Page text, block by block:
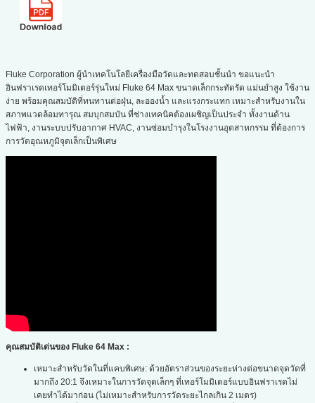
Fluke Corporation ผู้นำเทคโนโลยีเครื่องมือวัดและทดสอบชั้นนำ ขอแนะนำ
อินฟราเรดเทอร์โมมิเตอร์รุ่นใหม่ Fluke 64 Max ขนาดเล็กกระทัดรัด แม่นยำสูง ใช้งาน
ง่าย พร้อมคุณสมบัติที่ทนทานต่อฝุ่น, ละอองน้ำ และแรงกระแทก เหมาะสำหรับงานใน
สภาพแวดล้อมทารุณ สมบุกสมบัน ที่ช่างเทคนิคต้องเผชิญเป็นประจำ ทั้งงานด้าน
ไฟฟ้า, งานระบบปรับอากาศ HVAC, งานซ่อมบำรุงในโรงงานอุตสาหกรรม ที่ต้องการ
การวัดอุณหภูมิจุดเล็กเป็นพิเศษ
คุณสมบัติเด่นของ Fluke 64 Max :
เหมาะสำหรับวัดในที่แคบพิเศษ: ด้วยอัตราส่วนของระยะห่างต่อขนาดจุดวัดที่
มากถึง 20:1 จึงเหมาะในการวัดจุดเล็กๆ ที่เทอร์โมมิเตอร์แบบอินฟราเรดไม่
เคยทำได้มาก่อน (ไม่เหมาะสำหรับการวัดระยะไกลเกิน 2 เมตร)